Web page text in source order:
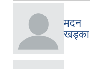
मदन
खड्का